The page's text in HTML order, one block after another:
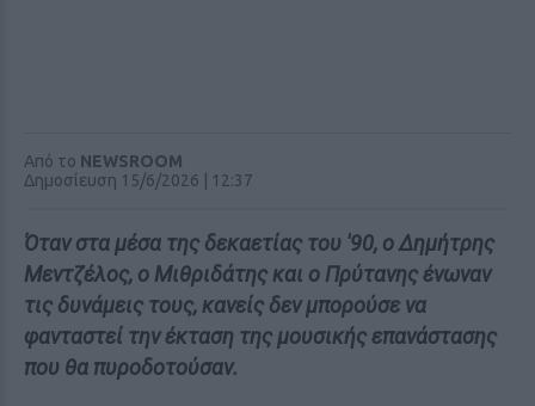
Από το NEWSROOM
Δημοσίευση 15/6/2026 | 12:37
Όταν στα μέσα της δεκαετίας του '90, ο Δημήτρης
Μεντζέλος, ο Μιθριδάτης και ο Πρύτανης ένωναν
τις δυνάμεις τους, κανείς δεν μπορούσε να
φανταστεί την έκταση της μουσικής επανάστασης
που θα πυροδοτούσαν.